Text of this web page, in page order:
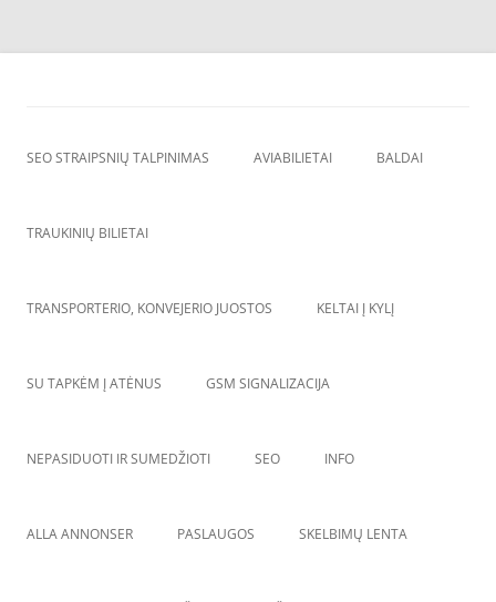
Skip
SEO STRAIPSNIŲ TALPINIMAS AVIABILIETAI BALDAI
TRAUKINIŲ BILIETAI
TRANSPORTERIO, KONVEJERIO JUOSTOS KELTAI Į KYLĮ
SU TAPKĖM Į ATĖNUS GSM SIGNALIZACIJA
NEPASIDUOTI IR SUMEDŽIOTI SEO INFO
ALLA ANNONSER PASLAUGOS SKELBIMŲ LENTA